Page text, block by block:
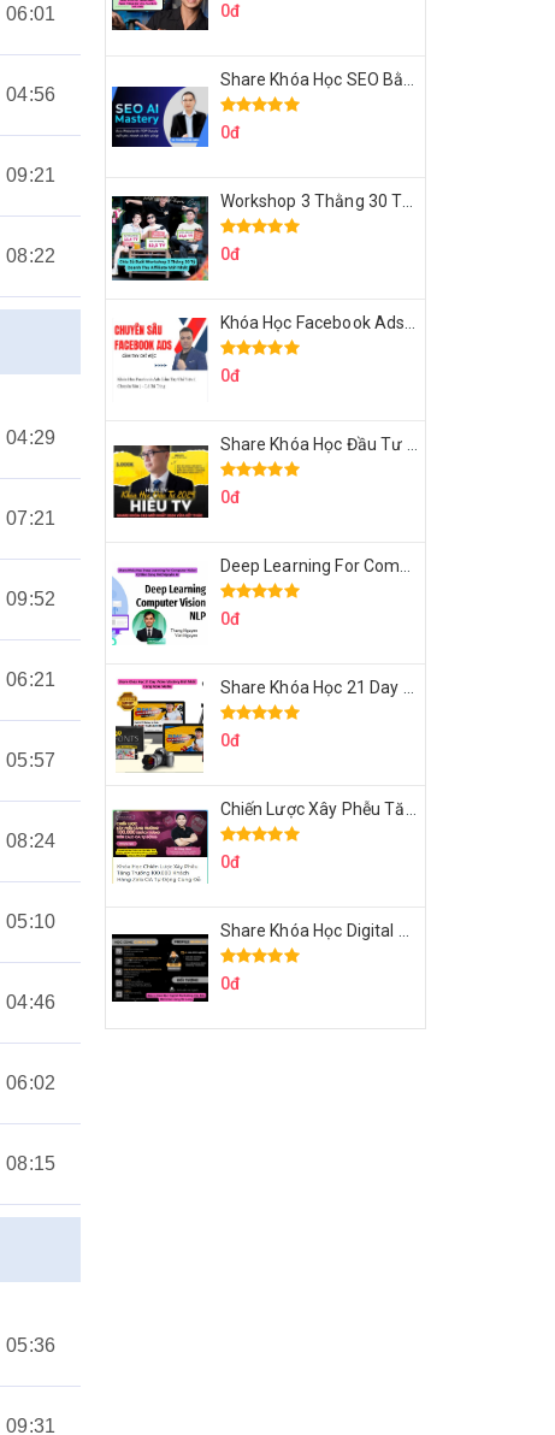
06:01
04:56
09:21
08:22
04:29
07:21
09:52
06:21
05:57
08:24
05:10
04:46
06:02
08:15
05:36
09:31
0đ
0đ
0đ
0đ
0đ
0đ
0đ
0đ
0đ